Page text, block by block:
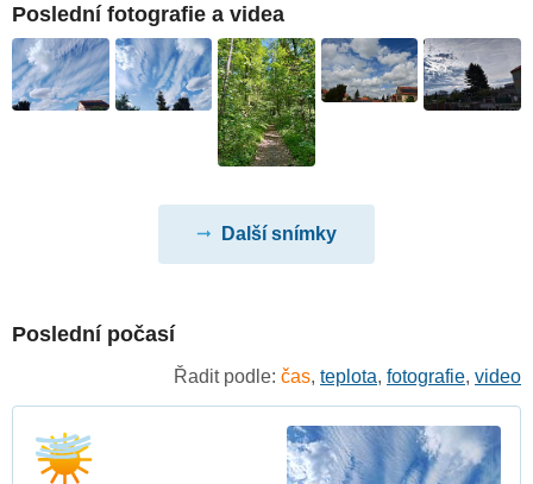
Poslední fotografie a videa
Další snímky
Poslední počasí
Řadit podle: čas, teplota, fotografie, video